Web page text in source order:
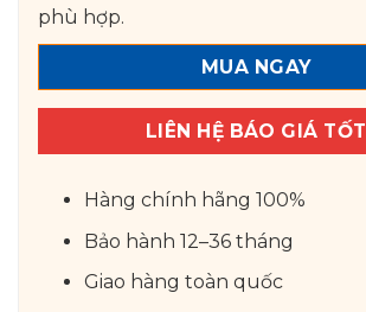
phù hợp.
MUA NGAY
LIÊN HỆ BÁO GIÁ TỐT
Hàng chính hãng 100%
Bảo hành 12–36 tháng
Giao hàng toàn quốc